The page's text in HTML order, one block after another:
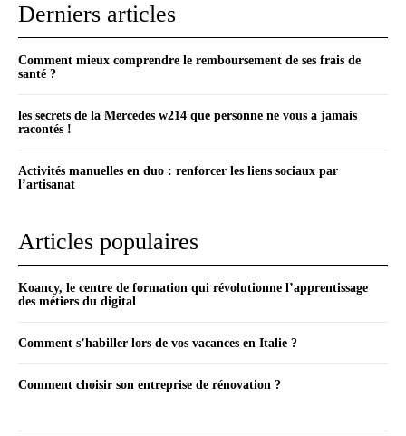
Derniers articles
Comment mieux comprendre le remboursement de ses frais de
santé ?
les secrets de la Mercedes w214 que personne ne vous a jamais
racontés !
Activités manuelles en duo : renforcer les liens sociaux par
l’artisanat
Articles populaires
Koancy, le centre de formation qui révolutionne l’apprentissage
des métiers du digital
Comment s’habiller lors de vos vacances en Italie ?
Comment choisir son entreprise de rénovation ?